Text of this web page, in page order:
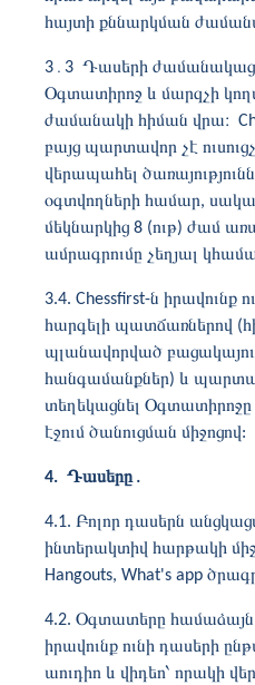
հայտի քննարկման
3 ․3 Դասերի
Օգտատիրոջ և մարզչի
ժամանակի հիման վրա։
բայց պարտավոր չէ
վերապահել
օգտվողների համար,
մեկնարկից 8 (ութ) ժամ
ամրագրումը չեղյալ
3.4. Chessfirst-ն իրավունք
հարգելի պատճառներով
պլանավորված
հանգամանքներ) և
տեղեկացնել
էջում ծանուցման միջոցով:
4. Դասերը․
4.1. Բոլոր դասերն
ինտերակտիվ հարթակի
Hangouts, What's app
4.2. Օգտատերը համաձայն
իրավունք ունի դասերի
աուդիո և վիդեո՝ որակի